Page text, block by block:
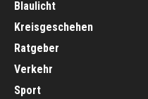
Blaulicht
Kreisgeschehen
Ratgeber
Verkehr
Sport